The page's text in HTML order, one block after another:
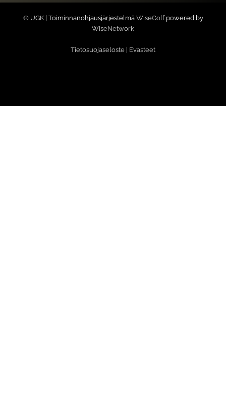
© UGK| Toiminnanohjausjärjestelmä WiseGolfpowered by
WiseNetwork
Tietosuojaseloste Evästeet